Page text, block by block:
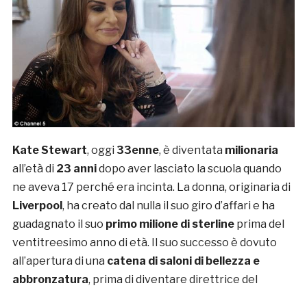
Kate Stewart, oggi 33enne, è diventata milionaria
all’età di 23 annidopo aver lasciato la scuola quando
ne aveva 17 perché era incinta. La donna, originaria di
Liverpool, ha creato dal nulla il suo giro d’affari e ha
guadagnato il suo primo milione di sterlineprima del
ventitreesimo anno di età. Il suo successo è dovuto
all’apertura di una catena di saloni di bellezza e
abbronzatura, prima di diventare direttrice del